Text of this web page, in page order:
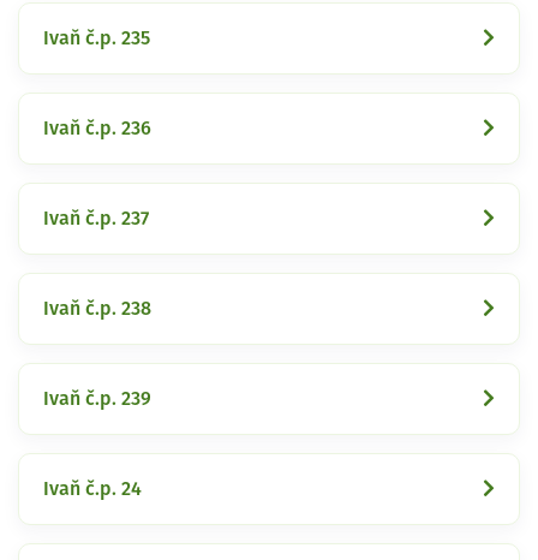
Ivaň č.p. 235
Ivaň č.p. 236
Ivaň č.p. 237
Ivaň č.p. 238
Ivaň č.p. 239
Ivaň č.p. 24